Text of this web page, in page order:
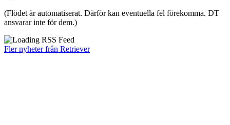
(Flödet är automatiserat. Därför kan eventuella fel förekomma. DT
ansvarar inte för dem.)
Fler nyheter från Retriever